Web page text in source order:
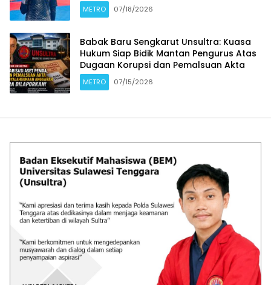
METRO 07/18/2026
Babak Baru Sengkarut Unsultra: Kuasa
Hukum Siap Bidik Mantan Pengurus Atas
Dugaan Korupsi dan Pemalsuan Akta
METRO 07/15/2026